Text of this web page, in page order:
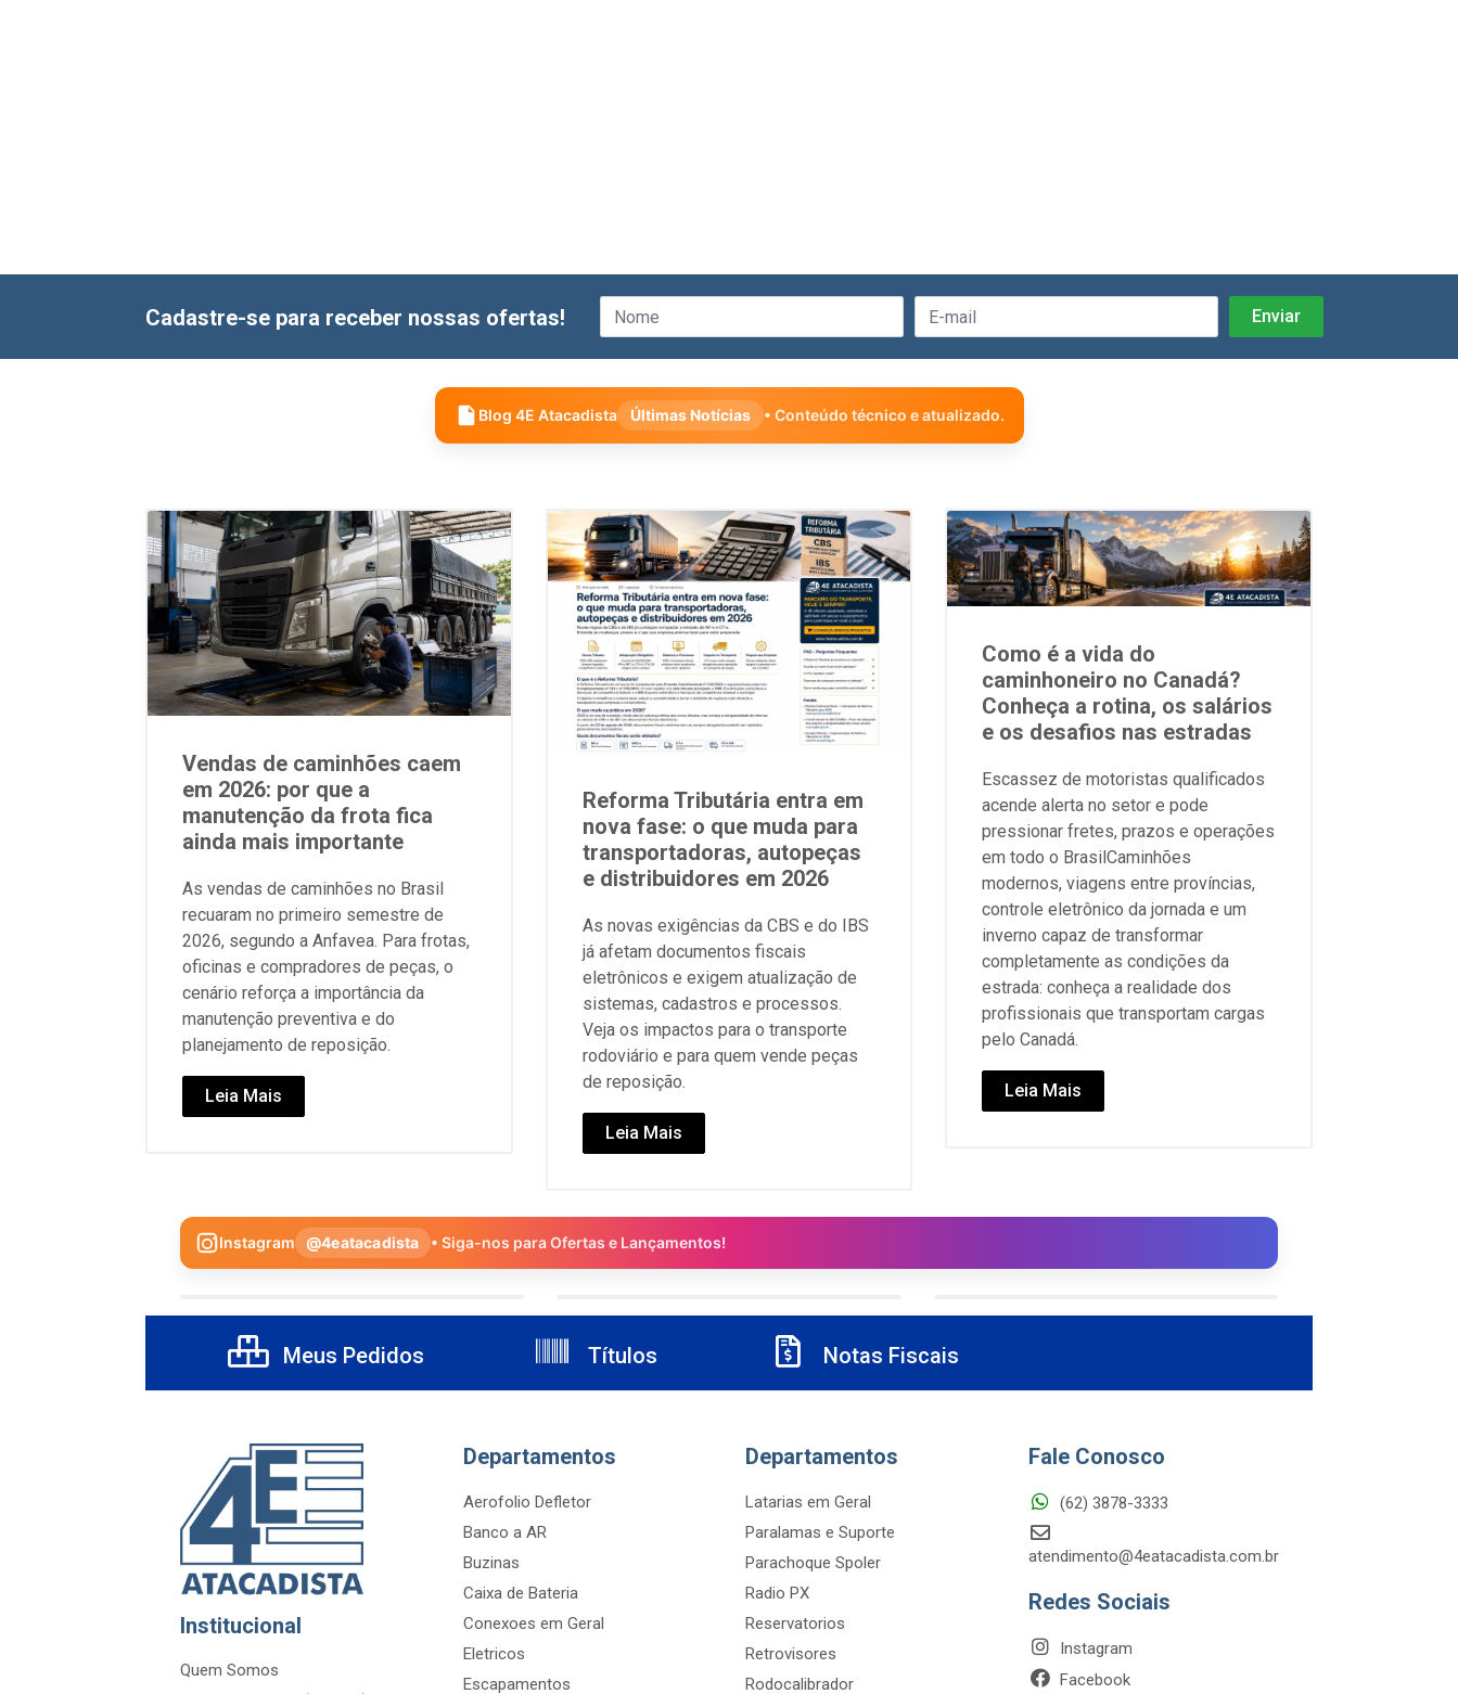
Cadastre-se para receber nossas ofertas!
Blog 4E Atacadista Últimas Notícias • Conteúdo técnico e atualizado.
Vendas de caminhões caem
em 2026: por que a
manutenção da frota fica
ainda mais importante
As vendas de caminhões no Brasil
recuaram no primeiro semestre de
2026, segundo a Anfavea. Para frotas,
oficinas e compradores de peças, o
cenário reforça a importância da
manutenção preventiva e do
planejamento de reposição.
Leia Mais
Reforma Tributária entra em
nova fase: o que muda para
transportadoras, autopeças
e distribuidores em 2026
As novas exigências da CBS e do IBS
já afetam documentos fiscais
eletrônicos e exigem atualização de
sistemas, cadastros e processos.
Veja os impactos para o transporte
rodoviário e para quem vende peças
de reposição.
Leia Mais
Como é a vida do
caminhoneiro no Canadá?
Conheça a rotina, os salários
e os desafios nas estradas
Escassez de motoristas qualificados
acende alerta no setor e pode
pressionar fretes, prazos e operações
em todo o BrasilCaminhões
modernos, viagens entre províncias,
controle eletrônico da jornada e um
inverno capaz de transformar
completamente as condições da
estrada: conheça a realidade dos
profissionais que transportam cargas
pelo Canadá.
Leia Mais
Instagram @4eatacadista • Siga-nos para Ofertas e Lançamentos!
Meus Pedidos Títulos Notas Fiscais
Institucional
Quem Somos
Departamentos
Aerofolio Defletor
Banco a AR
Buzinas
Caixa de Bateria
Conexoes em Geral
Eletricos
Escapamentos
Departamentos
Latarias em Geral
Paralamas e Suporte
Parachoque Spoler
Radio PX
Reservatorios
Retrovisores
Rodocalibrador
Fale Conosco
(62) 3878-3333
atendimento@4eatacadista.com.br
Redes Sociais
Instagram
Facebook